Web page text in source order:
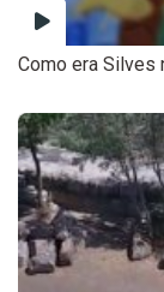
Como era Silves